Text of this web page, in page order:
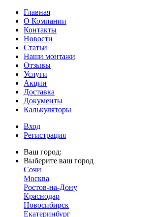
Главная
О Компании
Контакты
Новости
Статьи
Наши монтажи
Отзывы
Услуги
Акции
Доставка
Документы
Калькуляторы
Вход
Регистрация
Ваш город:
Выберите ваш город
Сочи
Москва
Ростов-на-Дону
Краснодар
Новосибирск
Екатеринбург